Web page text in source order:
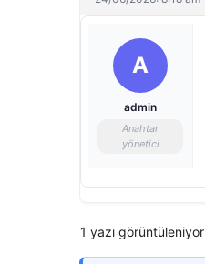
A
admin
Anahtar
yönetici
1 yazı